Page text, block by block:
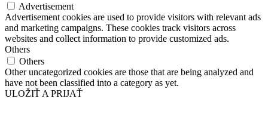
Advertisement
Advertisement cookies are used to provide visitors with relevant ads
and marketing campaigns. These cookies track visitors across
websites and collect information to provide customized ads.
Others
Others
Other uncategorized cookies are those that are being analyzed and
have not been classified into a category as yet.
ULOŽIŤ A PRIJAŤ